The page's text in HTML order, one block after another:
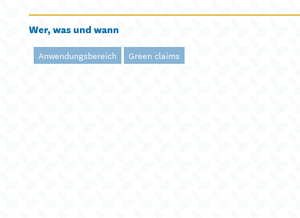
Wer, was und wann
Anwendungsbereich Green claims